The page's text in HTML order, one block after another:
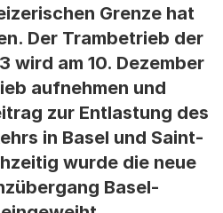
Grenze hat
Der Trambetrieb der
wird am 10. Dezember
aufnehmen und
zur Entlastung des
in Basel und Saint-
wurde die neue
Basel-